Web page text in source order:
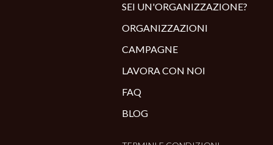
SEI UN'ORGANIZZAZIONE?
ORGANIZZAZIONI
CAMPAGNE
LAVORA CON NOI
FAQ
BLOG